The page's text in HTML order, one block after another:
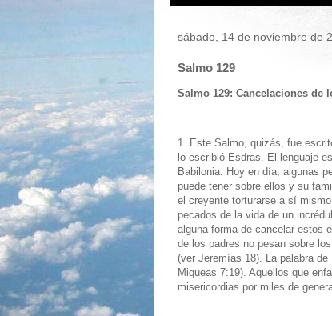
sábado, 14 de noviembre de
Salmo 129
Salmo 129: Cancelaciones
1. Este Salmo, quizás, fue
lo escribió Esdras. El lenguaje
Babilonia. Hoy en día, algunas
puede tener sobre ellos y su
el creyente torturarse a sí
pecados de la vida de un
alguna forma de cancelar estos
de los padres no pesan sobre
(ver Jeremías 18). La palabra
Miqueas 7:19). Aquellos que
misericordias por miles de